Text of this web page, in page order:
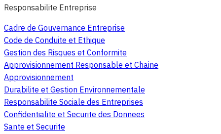
Responsabilite Entreprise
Cadre de Gouvernance Entreprise
Code de Conduite et Ethique
Gestion des Risques et Conformite
Approvisionnement Responsable et Chaine
Approvisionnement
Durabilite et Gestion Environnementale
Responsabilite Sociale des Entreprises
Confidentialite et Securite des Donnees
Sante et Securite